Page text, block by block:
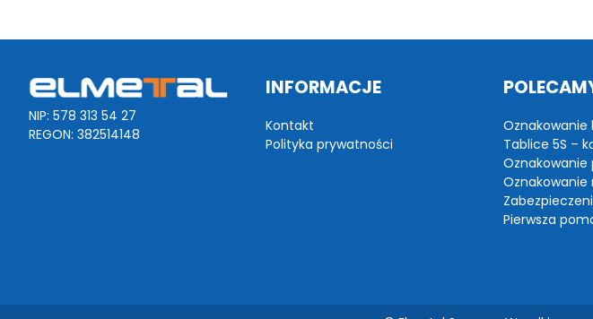
NIP: 578 313 54 27
REGON: 382514148
INFORMACJE
Kontakt
Polityka prywatności
Oznakowanie
Tablice 5S –
Oznakowanie
Oznakowanie
Pierwsza